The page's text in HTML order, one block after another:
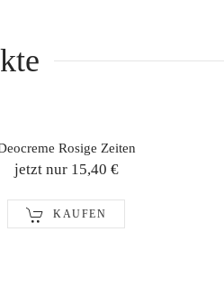
Rosige Zeiten
jetzt nur 15,40 €
KAUFEN